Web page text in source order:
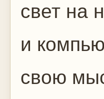
свет на
и
свою